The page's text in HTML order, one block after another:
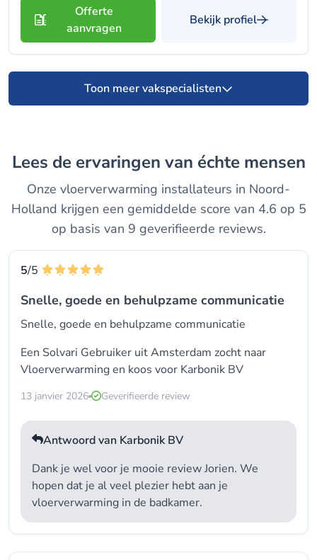
Offerte
aanvragen
Bekijk profiel
Toon meer vakspecialisten
Lees de ervaringen van échte mensen
Onze vloerverwarming installateurs in Noord-
Holland krijgen een gemiddelde score van 4.6 op 5
op basis van 9 geverifieerde reviews.
5/5
Snelle, goede en behulpzame communicatie
Snelle, goede en behulpzame communicatie
Een Solvari Gebruiker uit Amsterdam zocht naar
Vloerverwarming en koos voor Karbonik BV
13 janvier 2026 Geverifieerde review
Antwoord van Karbonik BV
Dank je wel voor je mooie review Jorien. We
hopen dat je al veel plezier hebt aan je
vloerverwarming in de badkamer.